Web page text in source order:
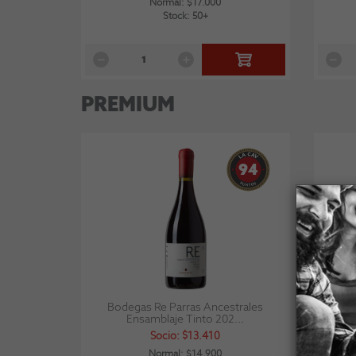
Normal: $17.000
Stock: 50+
PREMIUM
94
Bodegas Re Parras Ancestrales
Ensamblaje Tinto 202...
Socio: $13.410